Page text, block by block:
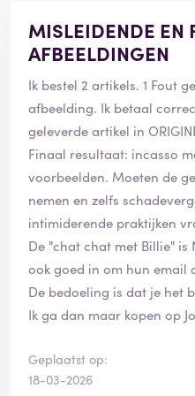
en let goed op wat er
MISLEIDENDE EN
AFBEELDINGEN
Ik bestel 2 artikels. 1 Fout
afbeelding. Ik betaal
geleverde artikel in
Finaal resultaat: incasso
voorbeelden. Moeten de
nemen en zelfs
intimiderende praktijken
De "chat chat met Billie" is
ook goed in om hun email
De bedoeling is dat je het
Ik ga dan maar kopen op
Geplaatst op:
18-03-2026